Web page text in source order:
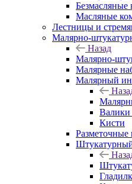
Безмасляные
Масляные
Лестницы и
Малярно-
Назад
Малярно-
Малярные
Малярный
Валики
Кисти